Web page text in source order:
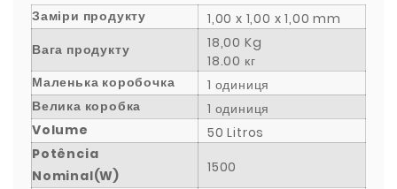
Заміри продукту
1,00 x 1,00 x 1,00 mm
Вага продукту
18,00 Kg
18.00 кг
Маленька коробочка
1 одиниця
Велика коробка
1 одиниця
Volume
50 Litros
Potência
Nominal(W)
1500